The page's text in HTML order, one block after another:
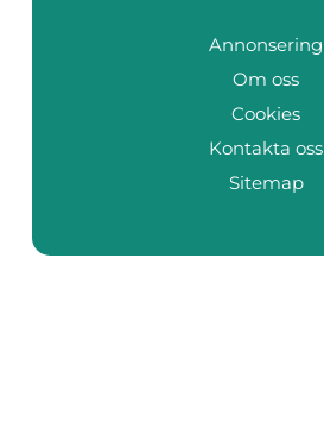
Annonsering
Om oss
Cookies
Kontakta oss
Sitemap